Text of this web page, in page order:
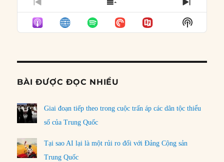
PREVIOUS
EPISODE
SHOW
EPISODES
LIST
NEXT
Show
Podcast
BÀI ĐƯỢC ĐỌC NHIỀU
Giai đoạn tiếp theo trong cuộc trấn áp các dân tộc thiểu
số của Trung Quốc
Tại sao AI lại là một rủi ro đối với Đảng Cộng sản
Trung Quốc